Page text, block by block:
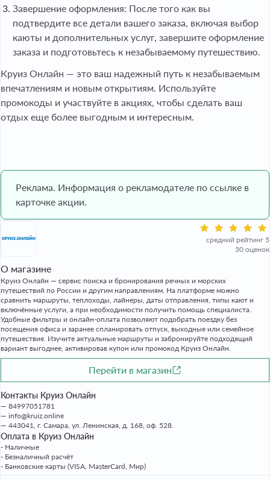
Завершение оформления: После того как вы
подтвердите все детали вашего заказа, включая выбор
каюты и дополнительных услуг, завершите оформление
заказа и подготовьтесь к незабываемому путешествию.
Круиз Онлайн — это ваш надежный путь к незабываемым
впечатлениям и новым открытиям. Используйте
промокоды и участвуйте в акциях, чтобы сделать ваш
отдых еще более выгодным и интересным.
Реклама. Информация о рекламодателе по ссылке в
карточке акции.
средний рейтинг 5
30 оценок
О магазине
Круиз Онлайн — сервис поиска и бронирования речных и морских
путешествий по России и другим направлениям. На платформе можно
сравнить маршруты, теплоходы, лайнеры, даты отправления, типы кают и
включённые услуги, а при необходимости получить помощь специалиста.
Удобные фильтры и онлайн-оплата позволяют подобрать поездку без
посещения офиса и заранее спланировать отпуск, выходные или семейное
путешествие. Изучите актуальные маршруты и забронируйте подходящий
вариант выгоднее, активировав купон или промокод Круиз Онлайн.
Перейти в магазин
Контакты Круиз Онлайн
84997051781
info@kruiz.online
443041, г. Самара, ул. Ленинская, д. 168, оф. 528.
Оплата в Круиз Онлайн
- Наличные
- Безналичный расчёт
- Банковские карты (VISA, MasterCard, Мир)